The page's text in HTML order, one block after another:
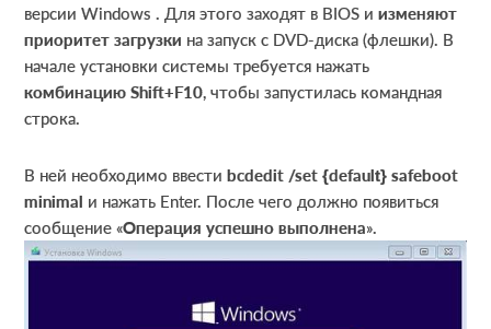
версии Windows . Для этого заходят в BIOS иизменяют
приоритет загрузки на запуск с DVD-диска (флешки). В
начале установки системы требуется нажать
комбинацию Shift+F10, чтобы запустилась командная
строка.
В ней необходимо ввестиbcdedit /set {default} safeboot
minimal и нажать Enter. После чего должно появиться
сообщение «Операция успешно выполнена».